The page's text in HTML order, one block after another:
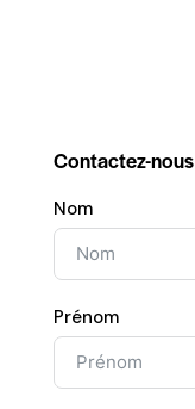
Contactez-nous
Nom
Prénom